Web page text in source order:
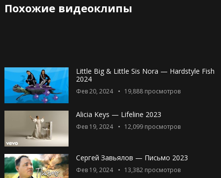
Похожие видеоклипы
Little Big & Little Sis Nora — Hardstyle Fish
2024
Фев 20, 2024 19,888просмотров
Alicia Keys — Lifeline 2023
Фев 19, 2024 12,099просмотров
Сергей Завьялов — Письмо 2023
Фев 19, 2024 13,382просмотров